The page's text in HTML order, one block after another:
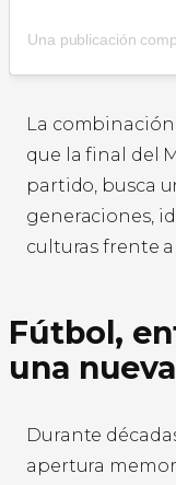
Una publicación
La combinación
que la final del
partido, busca
generaciones,
culturas frente
Fútbol,
una
Durante
apertura